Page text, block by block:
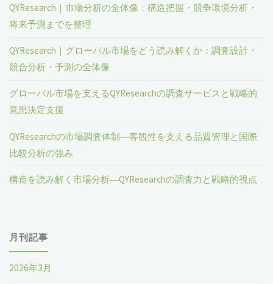
QYResearch｜市場分析の全体像：構造把握・競争環境分析・
将来予測までを整理
QYResearch｜グローバル市場をどう読み解くか：調査設計・
競合分析・予測の全体像
グローバル市場を支えるQYResearchの調査サービスと戦略的
意思決定支援
QYResearchの市場調査体制―客観性を支える品質管理と国際
比較分析の強み
構造を読み解く市場分析―QYResearchの調査力と戦略的視点
月刊記事
2026年3月